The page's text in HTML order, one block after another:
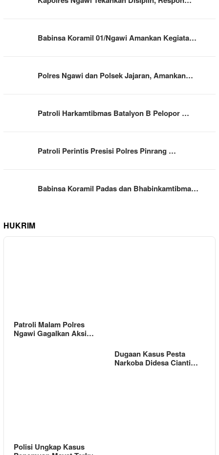
Babinsa Koramil 01/Ngawi Amankan Kegiata…
Polres Ngawi dan Polsek Jajaran, Amankan…
Patroli Harkamtibmas Batalyon B Pelopor …
Patroli Perintis Presisi Polres Pinrang …
Babinsa Koramil Padas dan Bhabinkamtibma…
HUKRIM
Patroli Malam Polres
Ngawi Gagalkan Aksi…
Dugaan Kasus Pesta
Narkoba Didesa Cianti…
Polisi Ungkap Kasus